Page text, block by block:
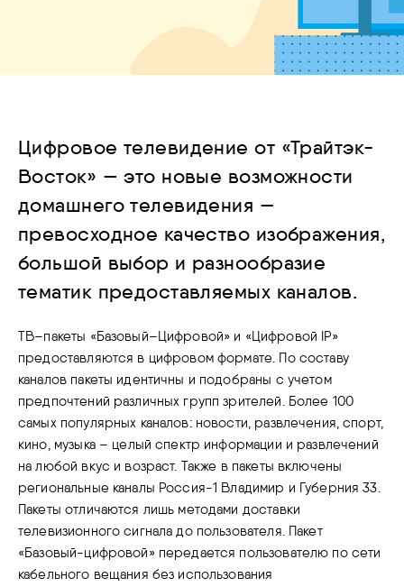
Цифровое телевидение от «Трайтэк-
Восток» — это новые возможности
домашнего телевидения —
превосходное качество изображения,
большой выбор и разнообразие
тематик предоставляемых каналов.
ТВ–пакеты «Базовый–Цифровой» и «Цифровой IP»
предоставляются в цифровом формате. По составу
каналов пакеты идентичны и подобраны с учетом
предпочтений различных групп зрителей. Более 100
самых популярных каналов: новости, развлечения, спорт,
кино, музыка – целый спектр информации и развлечений
на любой вкус и возраст. Также в пакеты включены
региональные каналы Россия-1 Владимир и Губерния 33.
Пакеты отличаются лишь методами доставки
телевизионного сигнала до пользователя. Пакет
«Базовый-цифровой» передается пользователю по сети
кабельного вещания без использования